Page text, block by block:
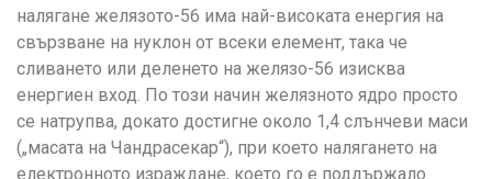
налягане желязото-56 има най-високата енергия на
свързване на нуклон от всеки елемент, така че
сливането или деленето на желязо-56 изисква
енергиен вход. По този начин желязното ядро просто
се натрупва, докато достигне около 1,4 слънчеви маси
(„масата на Чандрасекар“), при което налягането на
електронното израждане, което го е поддържало